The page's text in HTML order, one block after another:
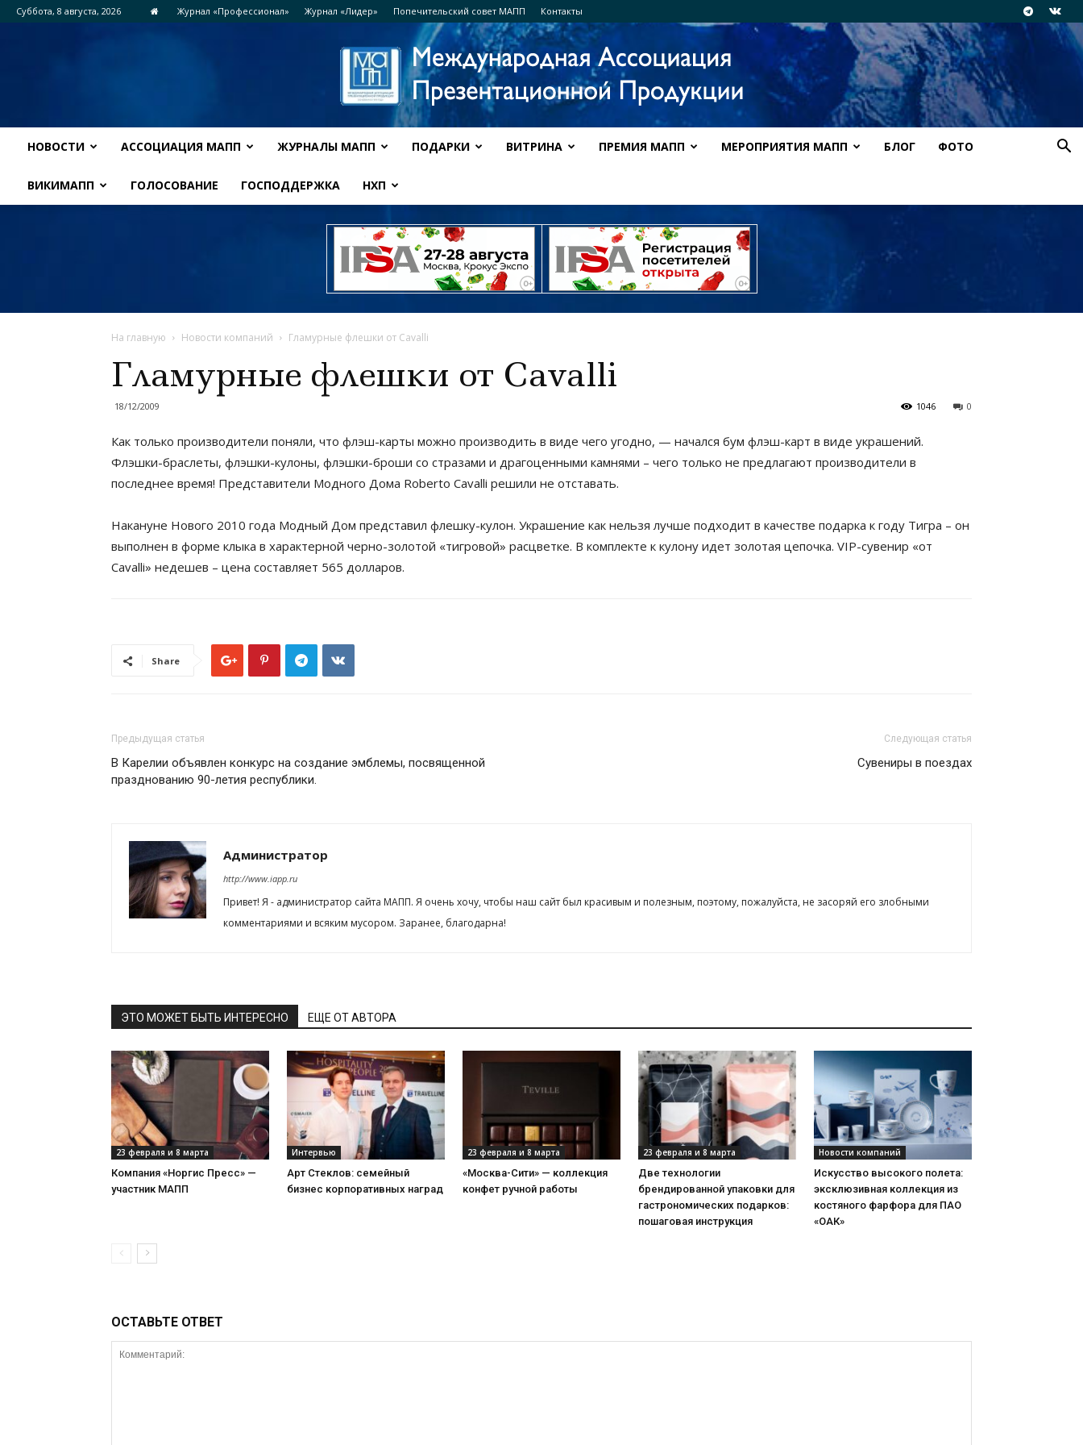
Суббота, 8 августа, 2026 Журнал «Профессионал» Журнал «Лидер» Попечительский совет МАПП Контакты
НОВОСТИ АССОЦИАЦИЯ МАПП ЖУРНАЛЫ МАПП ПОДАРКИ ВИТРИНА ПРЕМИЯ МАПП МЕРОПРИЯТИЯ МАПП БЛОГ ФОТО
ВИКИМАПП ГОЛОСОВАНИЕ ГОСПОДДЕРЖКА НХП
На главную Новости компаний Гламурные флешки от Cavalli
Гламурные флешки от Cavalli
18/12/2009 0
1046
Как только производители поняли, что флэш-карты можно производить в виде чего угодно, — начался бум флэш-карт в виде украшений.
Флэшки-браслеты, флэшки-кулоны, флэшки-броши со стразами и драгоценными камнями – чего только не предлагают производители в
последнее время! Представители Модного Дома Roberto Cavalli решили не отставать.
Накануне Нового 2010 года Модный Дом представил флешку-кулон. Украшение как нельзя лучше подходит в качестве подарка к году Тигра – он
выполнен в форме клыка в характерной черно-золотой «тигровой» расцветке. В комплекте к кулону идет золотая цепочка. VIP-сувенир «от
Cavalli» недешев – цена составляет 565 долларов.
Share
Предыдущая статья
В Карелии объявлен конкурс на создание эмблемы, посвященной
празднованию 90-летия республики.
Следующая статья
Сувениры в поездах
Администратор
http://www.iapp.ru
Привет! Я - администратор сайта МАПП. Я очень хочу, чтобы наш сайт был красивым и полезным, поэтому, пожалуйста, не засоряй его злобными
комментариями и всяким мусором. Заранее, благодарна!
ЭТО МОЖЕТ БЫТЬ ИНТЕРЕСНО ЕЩЕ ОТ АВТОРА
23 февраля и 8 марта
Компания «Норгис Пресс» —
участник МАПП
Интервью
Арт Стеклов: семейный
бизнес корпоративных наград
23 февраля и 8 марта
«Москва-Сити» — коллекция
конфет ручной работы
23 февраля и 8 марта
Две технологии
брендированной упаковки для
гастрономических подарков:
пошаговая инструкция
Новости компаний
Искусство высокого полета:
эксклюзивная коллекция из
костяного фарфора для ПАО
«ОАК»
ОСТАВЬТЕ ОТВЕТ